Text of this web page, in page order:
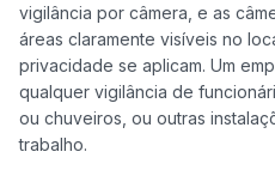
vigilância por câmera, e as
áreas claramente visíveis no
privacidade se aplicam. Um
qualquer vigilância de
ou chuveiros, ou outras
trabalho.